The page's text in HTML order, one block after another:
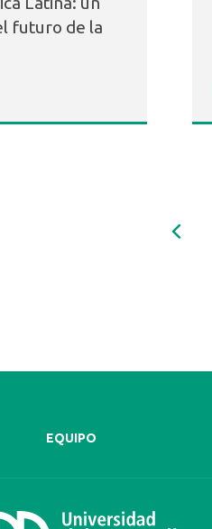
futuro de la
EQUIPO